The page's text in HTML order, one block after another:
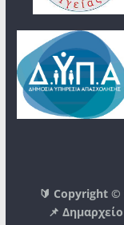
🔰 Copyright
📌